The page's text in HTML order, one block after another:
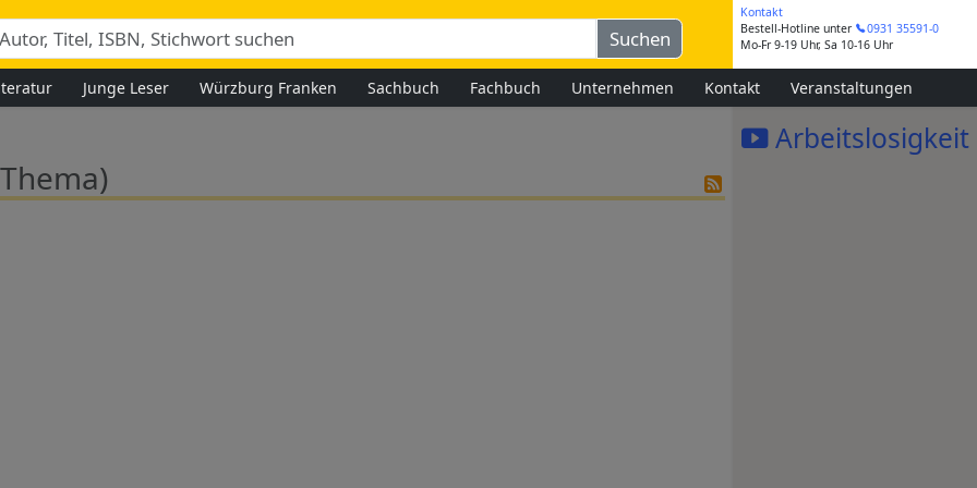
Kontakt
Bestell-Hotline unter
0931 35591-0
Mo-Fr 9-19 Uhr, Sa 10-16 Uhr
Junge Leser Würzburg Franken Sachbuch Fachbuch Unternehmen Kontakt Veranstaltungen
Arbeitslosigkeit